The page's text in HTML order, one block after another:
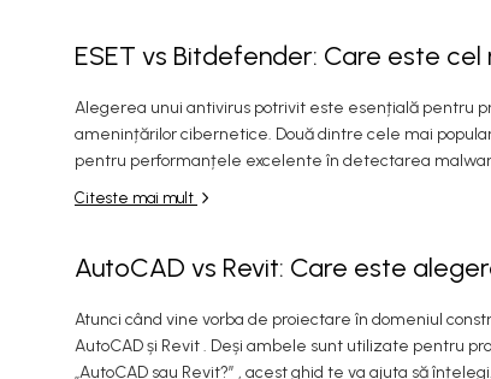
ESET vs Bitdefender: Care este cel
Alegerea unui antivirus potrivit este esențială pentru
amenințărilor cibernetice. Două dintre cele mai
pentru performanțele excelente în detectarea
Citeste mai mult
AutoCAD vs Revit: Care este
Atunci când vine vorba de proiectare în domeniul
AutoCAD și Revit . Deși ambele sunt utilizate pentru
„AutoCAD sau Revit?” , acest ghid te va ajuta să